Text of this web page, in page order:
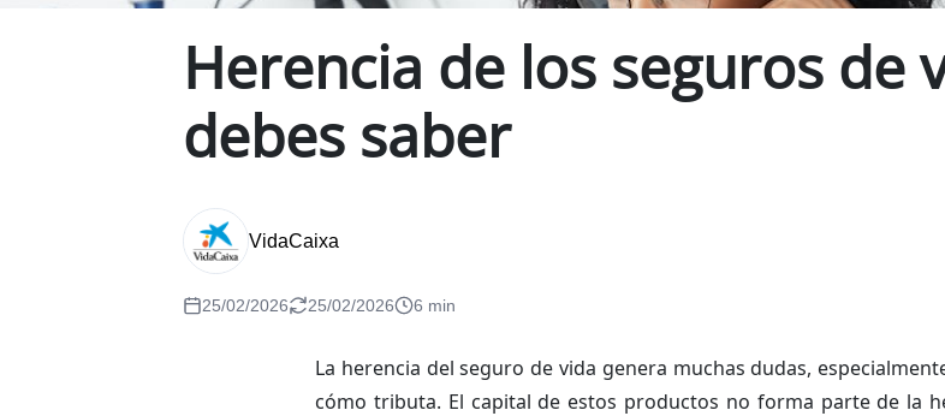
Herencia de los seguros de
debes saber
VidaCaixa
25/02/2026 25/02/2026 6 min
La herencia del seguro de vida genera muchas dudas,
cómo tributa. El capital de estos productos no forma parte de la